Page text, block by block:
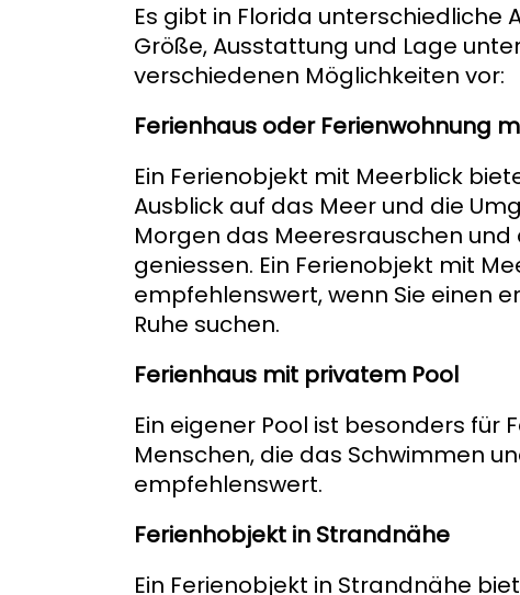
Es gibt in Florida unterschiedliche
Größe, Ausstattung und Lage
verschiedenen Möglichkeiten vor:
Ferienhaus oder Ferienwohnung
Ein Ferienobjekt mit Meerblick
Ausblick auf das Meer und die
Morgen das Meeresrauschen und
geniessen. Ein Ferienobjekt mit
empfehlenswert, wenn Sie einen
Ruhe suchen.
Ferienhaus mit privatem Pool
Ein eigener Pool ist besonders für
Menschen, die das Schwimmen
empfehlenswert.
Ferienhobjekt in Strandnähe
Ein Ferienobjekt in Strandnähe